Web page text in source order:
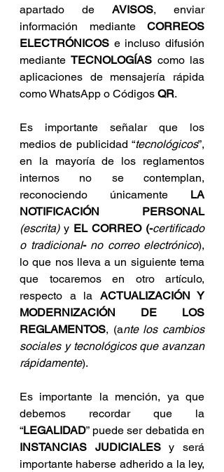
apartado de AVISOS, enviar
información mediante CORREOS
ELECTRÓNICOS e incluso difusión
mediante TECNOLOGÍAS como las
aplicaciones de mensajería rápida
como WhatsApp o Códigos QR.
Es importante señalar que los
medios de publicidad “tecnológicos”,
en la mayoría de los reglamentos
internos no se contemplan,
reconociendo únicamente LA
NOTIFICACIÓN PERSONAL
(escrita) y EL CORREO (-certificado
o tradicional­- no correo electrónico),
lo que nos lleva a un siguiente tema
que tocaremos en otro artículo,
respecto a la ACTUALIZACIÓN Y
MODERNIZACIÓN DE LOS
REGLAMENTOS, (ante los cambios
sociales y tecnológicos que avanzan
rápidamente).
Es importante la mención, ya que
debemos recordar que la
“LEGALIDAD
INSTANCIAS JUDICIALES y será
importante haberse adherido a la ley,